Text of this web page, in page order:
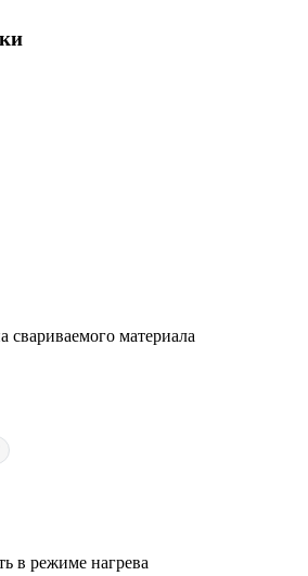
материала
в режиме нагрева